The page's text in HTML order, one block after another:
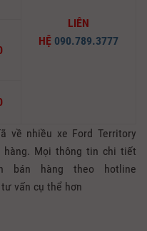
LIÊN
HỆ 090.789.3777
về nhiều xe Ford Territory
hàng. Mọi thông tin chi tiết
hàng theo hotline
vấn cụ thể hơn